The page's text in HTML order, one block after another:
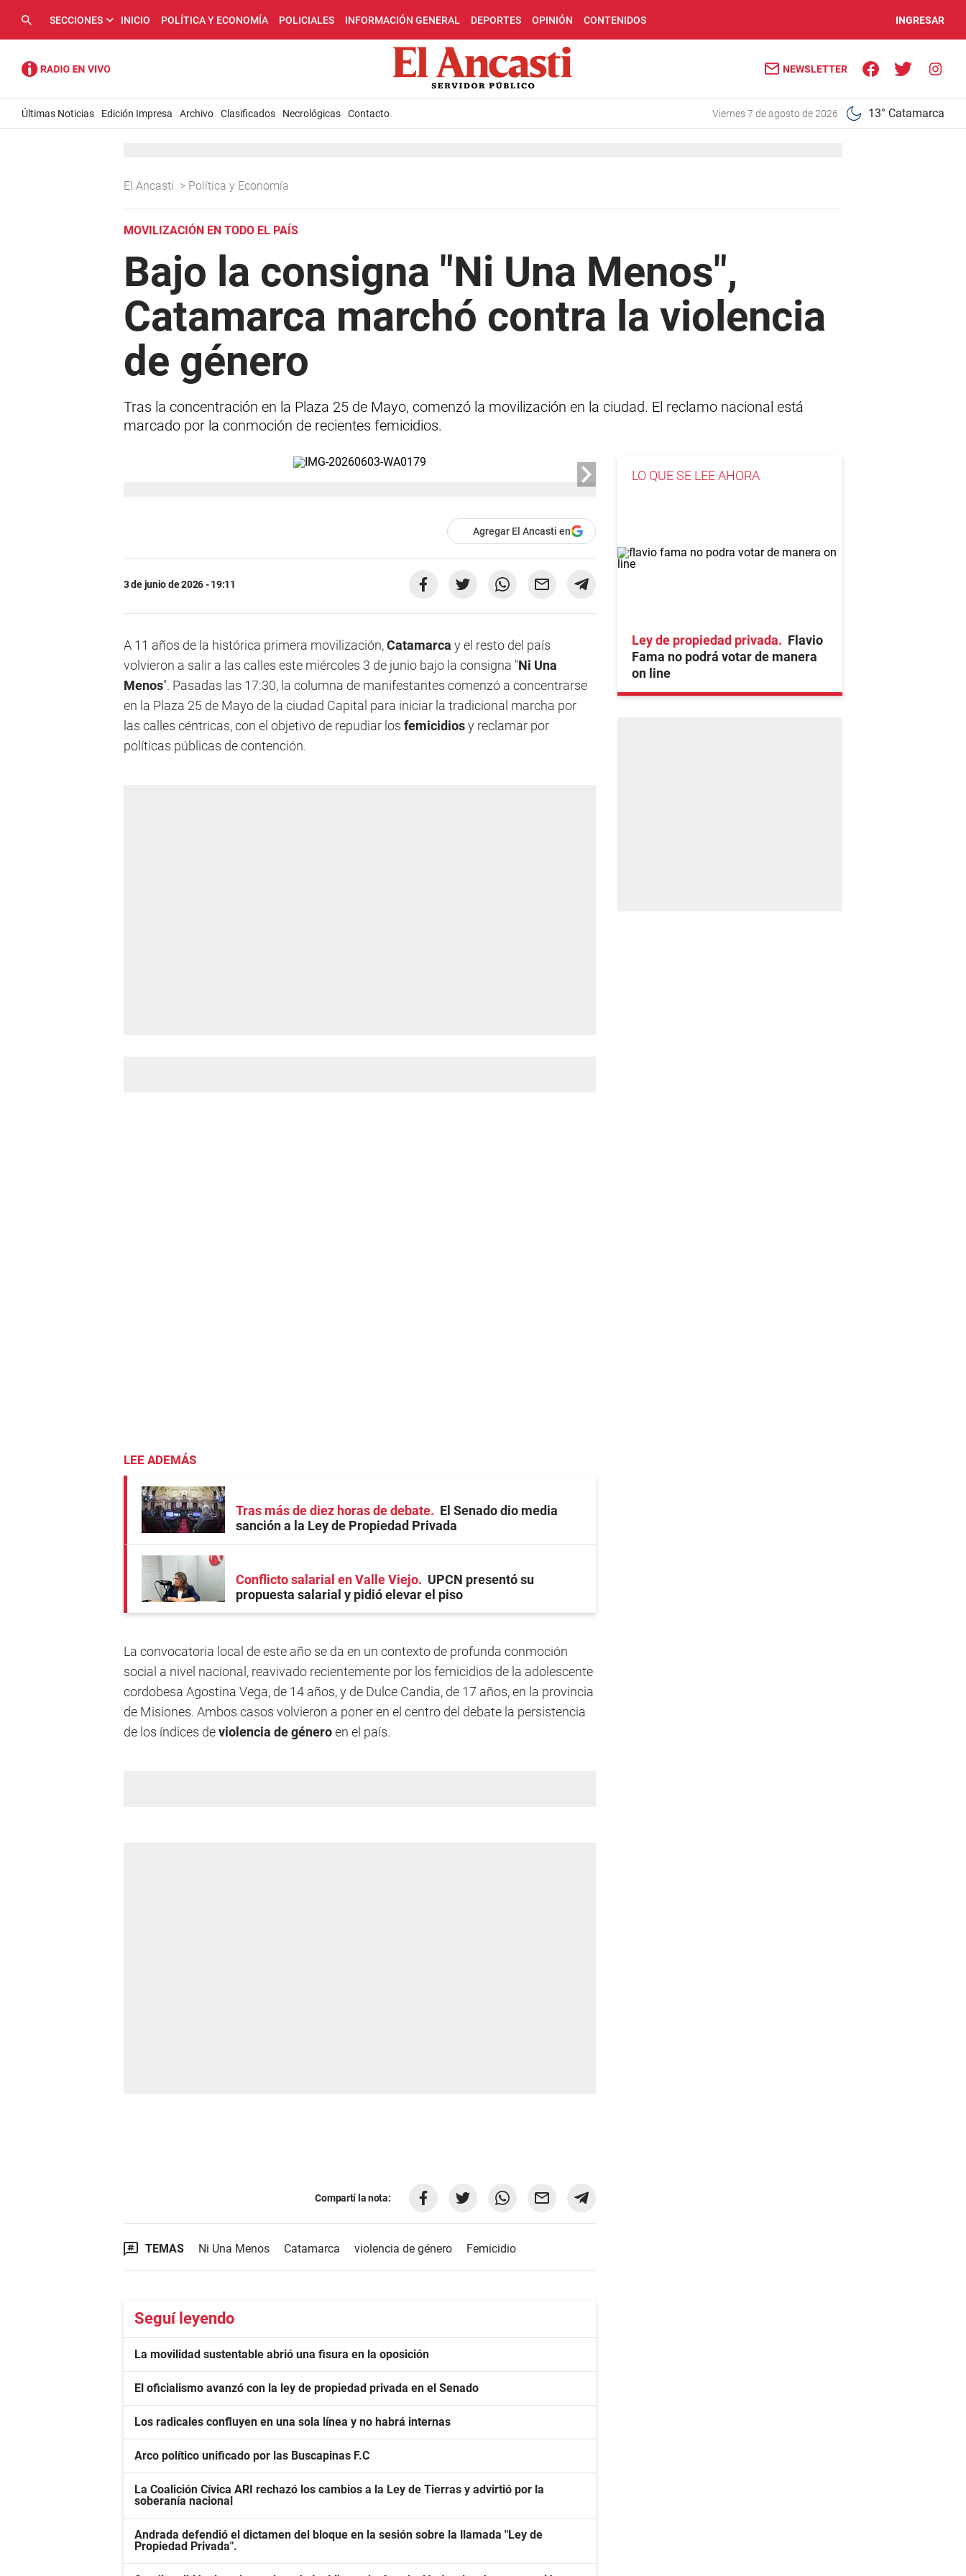
SECCIONES INICIO POLÍTICA Y ECONOMÍA POLICIALES INFORMACIÓN GENERAL DEPORTES OPINIÓN CONTENIDOS INGRESAR
NEWSLETTER
Últimas Noticias Edición Impresa Archivo Clasificados Necrológicas Contacto viernes 7 de agosto de 2026 13° Catamarca
El Ancasti > Política y Economía
MOVILIZACIÓN EN TODO EL PAÍS
Bajo la consigna "Ni Una Menos",
Catamarca marchó contra la violencia
de género
Tras la concentración en la Plaza 25 de Mayo, comenzó la movilización en la ciudad. El reclamo nacional está
marcado por la conmoción de recientes femicidios.
Agregar El Ancasti en
3 de junio de 2026 - 19:11
A 11 años de la histórica primera movilización,Catamarca y el resto del país
volvieron a salir a las calles este miércoles 3 de junio bajo la consigna "Ni Una
Menos". Pasadas las 17:30, la columna de manifestantes comenzó a concentrarse
en la Plaza 25 de Mayo de la ciudad Capital para iniciar la tradicional marcha por
las calles céntricas, con el objetivo de repudiar los femicidiosy reclamar por
políticas públicas de contención.
LEE ADEMÁS
Tras más de diez horas de debate
El Senado dio media
sanción a la Ley de Propiedad Privada
Conflicto salarial en Valle Viejo
UPCN presentó su
propuesta salarial y pidió elevar el piso
La convocatoria local de este año se da en un contexto de profunda conmoción
social a nivel nacional, reavivado recientemente por los femicidios de la adolescente
cordobesa Agostina Vega, de 14 años, y de Dulce Candia, de 17 años, en la provincia
de Misiones. Ambos casos volvieron a poner en el centro del debate la persistencia
de los índices deviolencia de géneroen el país.
Compartí la nota:
TEMAS Ni Una Menos Catamarca violencia de género Femicidio
Seguí leyendo
La movilidad sustentable abrió una fisura en la oposición
El oficialismo avanzó con la ley de propiedad privada en el Senado
Los radicales confluyen en una sola línea y no habrá internas
Arco político unificado por las Buscapinas F.C
La Coalición Cívica ARI rechazó los cambios a la Ley de Tierras y advirtió por la
soberanía nacional
Andrada defendió el dictamen del bloque en la sesión sobre la llamada "Ley de
Propiedad Privada".
LO QUE SE LEE AHORA
Ley de propiedad privada
Flavio
Fama no podrá votar de manera
on line